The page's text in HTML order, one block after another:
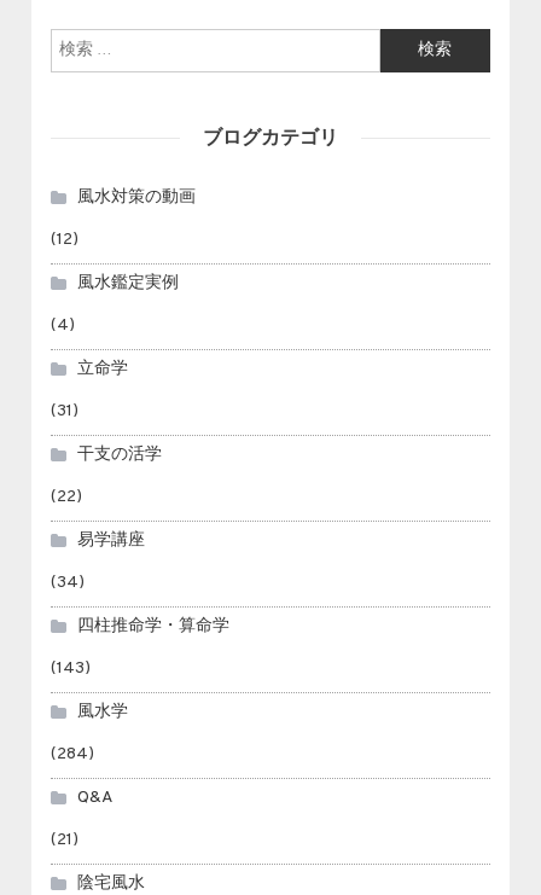
検索:
ブログカテゴリ
風水対策の動画
(12)
風水鑑定実例
(4)
立命学
(31)
干支の活学
(22)
易学講座
(34)
四柱推命学・算命学
(143)
風水学
(284)
Q&A
(21)
陰宅風水